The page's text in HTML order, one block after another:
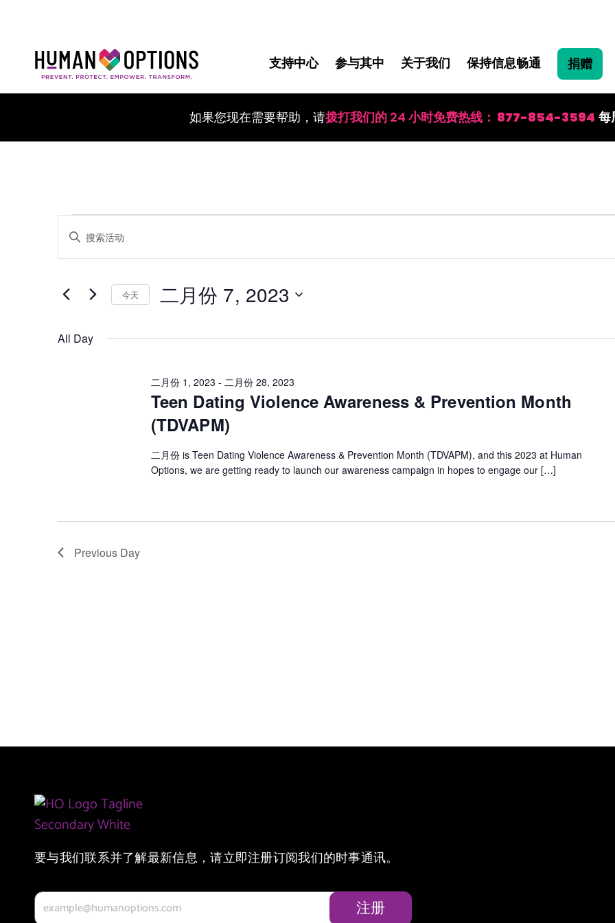
支持中心 参与其中 关于我们 保持信息畅通 捐赠
如果您现在需要帮助，请拨打我们的 24 小时免费热线： 877-854-3594 每
活
动
搜
索
航
输
入
关
字。
按
词
今天 二月份 7, 2023
日
All Day
Teen Dating Violence Awareness & Prevention Month
(TDVAPM)
二月份 1, 2023 - 二月份 28, 2023
二月份 is Teen Dating Violence Awareness & Prevention Month (TDVAPM), and this 2023 at Human
Options, we are getting ready to launch our awareness campaign in hopes to engage our […]
Previous Day
要与我们联系并了解最新信息，请立即注册订阅我们的时事通讯。